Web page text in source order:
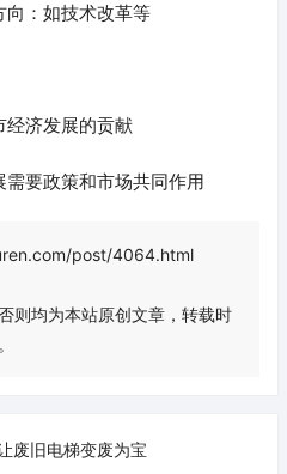
：如技术改革等
经济发展的贡献
要政策和市场共同作用
post/4064.html
则均为本站原创文章，转载时
废旧电梯变废为宝